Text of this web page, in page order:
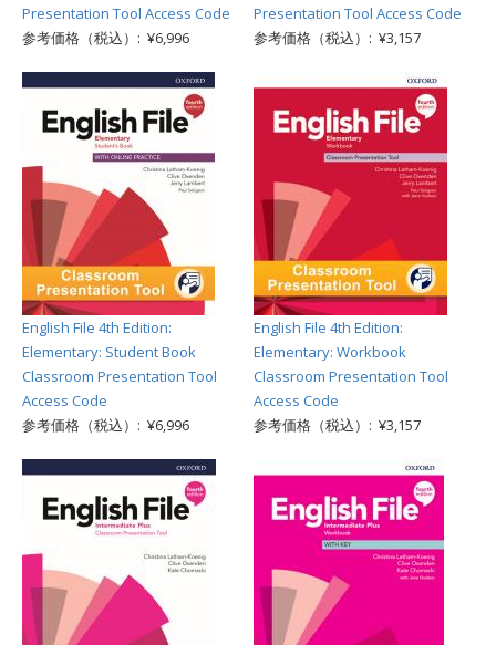
Presentation Tool Access Code
参考価格（税込）: ¥6,996
Presentation Tool Access Code
参考価格（税込）: ¥3,157
English File 4th Edition:
Elementary: Student Book
Classroom Presentation Tool
Access Code
参考価格（税込）: ¥6,996
English File 4th Edition:
Elementary: Workbook
Classroom Presentation Tool
Access Code
参考価格（税込）: ¥3,157